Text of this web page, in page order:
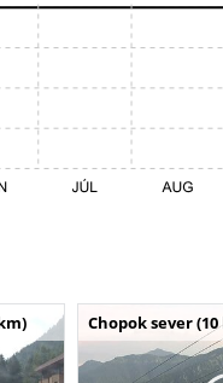
Chopok sever